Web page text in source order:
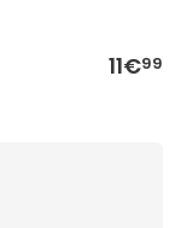
11€99